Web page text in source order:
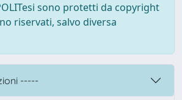
sono protetti da copyright
riservati, salvo diversa
-----